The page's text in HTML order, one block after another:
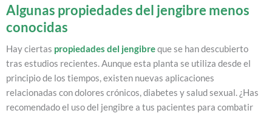
Algunas propiedades del jengibre menos
conocidas
Hay ciertas propiedades del jengibreque se han descubierto
tras estudios recientes. Aunque esta planta se utiliza desde el
principio de los tiempos, existen nuevas aplicaciones
relacionadas con dolores crónicos, diabetes y salud sexual. ¿Has
recomendado el uso del jengibre a tus pacientes para combatir